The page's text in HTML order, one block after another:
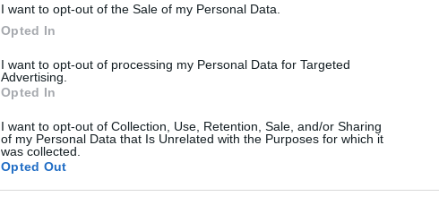
I want to opt-out of the Sale of my Personal Data.
Opted In
I want to opt-out of processing my Personal Data for Targeted
Advertising.
Opted In
I want to opt-out of Collection, Use, Retention, Sale, and/or Sharing
of my Personal Data that Is Unrelated with the Purposes for which it
was collected.
Opted Out